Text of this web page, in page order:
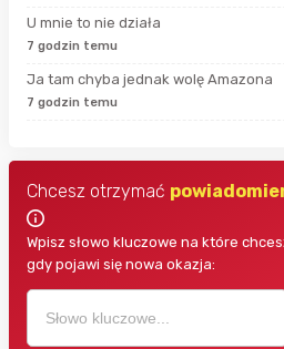
U mnie to nie działa
7 godzin temu
Ja tam chyba jednak wolę Amazona
7 godzin temu
Chcesz otrzymać
Wpisz słowo kluczowe na które
gdy pojawi się nowa okazja: